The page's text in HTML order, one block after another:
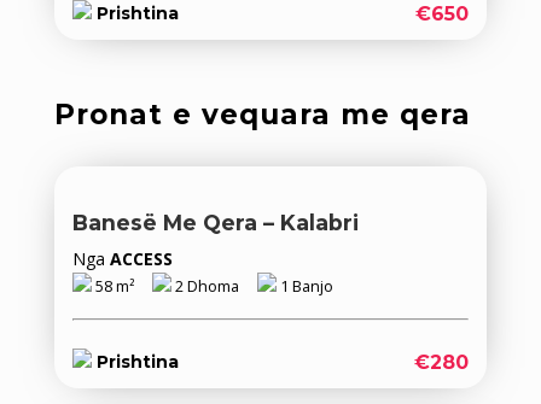
Prishtina €650
Pronat e vequara me qera
Banesë Me Qera – Kalabri
Nga ACCESS
58 m² 2 Dhoma 1 Banjo
Prishtina €280